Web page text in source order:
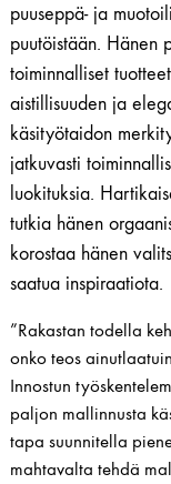
puuseppä- ja
puutöistään. Hänen
toiminnalliset
aistillisuuden ja
käsityötaidon
jatkuvasti
luokituksia.
tutkia hänen
korostaa hänen
saatua inspiraatiota.
”Rakastan todella
onko teos
Innostun
paljon mallinnusta
tapa suunnitella
mahtavalta tehdä